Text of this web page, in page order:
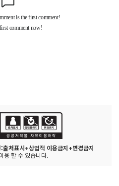
출처표시+상업적 이용금지+변경금지
용 할 수 있습니다.